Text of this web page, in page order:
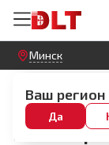
Минск
Ваш
Да
Инструмент для